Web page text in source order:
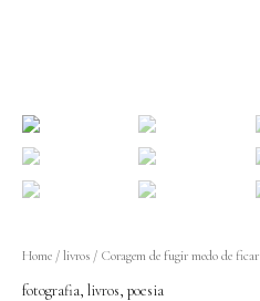
Home /livros / Coragem de fugir medo de ficar
fotografia, livros, poesia